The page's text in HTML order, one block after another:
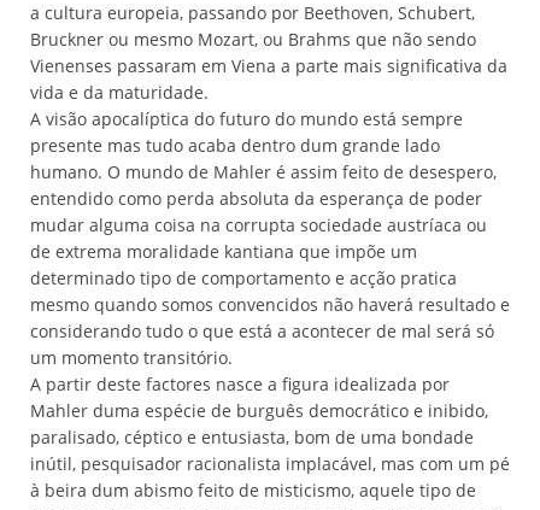
a cultura europeia, passando por Beethoven, Schubert,
Bruckner ou mesmo Mozart, ou Brahms que não sendo
Vienenses passaram em Viena a parte mais significativa da
vida e da maturidade.
A visão apocalíptica do futuro do mundo está sempre
presente mas tudo acaba dentro dum grande lado
humano. O mundo de Mahler é assim feito de desespero,
entendido como perda absoluta da esperança de poder
mudar alguma coisa na corrupta sociedade austríaca ou
de extrema moralidade kantiana que impõe um
determinado tipo de comportamento e acção pratica
mesmo quando somos convencidos não haverá resultado e
considerando tudo o que está a acontecer de mal será só
um momento transitório.
A partir deste factores nasce a figura idealizada por
Mahler duma espécie de burguês democrático e inibido,
paralisado, céptico e entusiasta, bom de uma bondade
inútil, pesquisador racionalista implacável, mas com um pé
à beira dum abismo feito de misticismo, aquele tipo de